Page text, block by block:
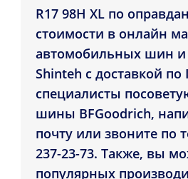
R17 98H XL по
стоимости в онлайн
автомобильных шин и
Shinteh с доставкой
специалисты
шины BFGoodrich,
почту или звоните по
237-23-73. Также, вы
популярных